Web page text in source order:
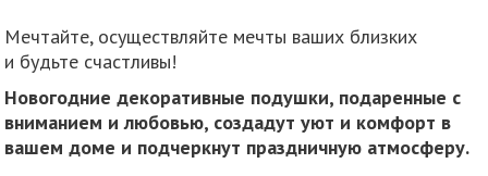
Мечтайте, осуществляйте мечты ваших близких
и будьте счастливы!
Новогодние декоративные подушки, подаренные с
вниманием и любовью, создадут уют и комфорт в
вашем доме и подчеркнут праздничную атмосферу.